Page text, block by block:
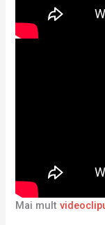
Mai mult